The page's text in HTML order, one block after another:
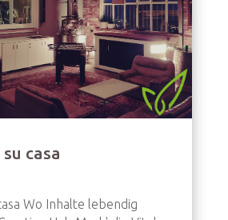
casa
Wo Inhalte lebendig